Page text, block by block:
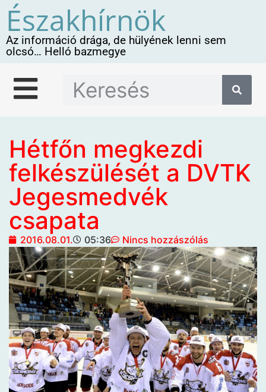
Északhírnök
Az információ drága, de hülyének lenni sem
olcsó… Helló bazmegye
Hétfőn megkezdi
felkészülését a DVTK
Jegesmedvék
csapata
2016.08.01. 05:36 Nincs hozzászólás